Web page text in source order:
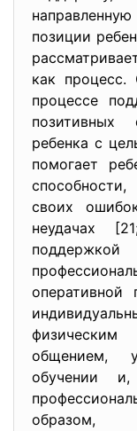
позиции
как процесс.
процессе
позитивных
ребенка с
помогает
своих
неудачах
общением,
обучении
образом,